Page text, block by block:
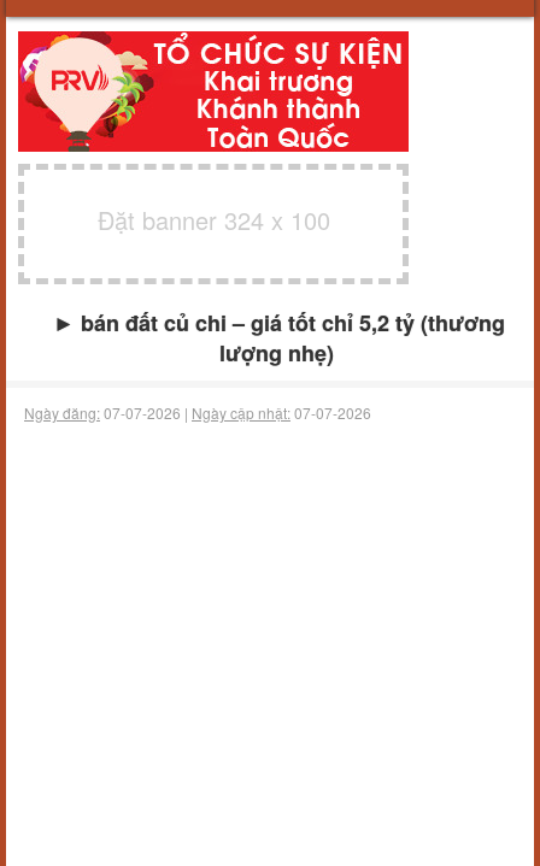
Đặt banner 324 x 100
► bán đất củ chi – giá tốt chỉ 5,2 tỷ (thương
lượng nhẹ)
Ngày đăng:07-07-2026 | Ngày cập nhật:07-07-2026